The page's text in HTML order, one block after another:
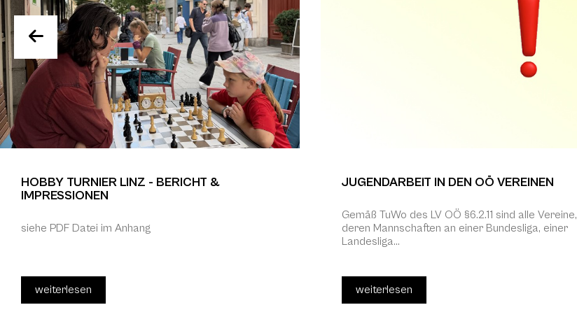
HOBBY TURNIER LINZ - BERICHT &
IMPRESSIONEN
siehe PDF Datei im Anhang
weiterlesen
JUGENDARBEIT IN DEN OÖ VEREINEN
Gemäß TuWo des LV OÖ §6.2.11 sind alle Vereine,
deren Mannschaften an einer Bundesliga, einer
Landesliga...
weiterlesen